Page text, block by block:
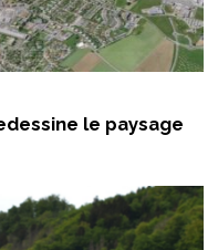
le paysage